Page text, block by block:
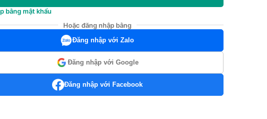
bằng mật khẩu
Hoặc đăng nhập bằng
Đăng nhập với Zalo
Đăng nhập với Google
Đăng nhập với Facebook